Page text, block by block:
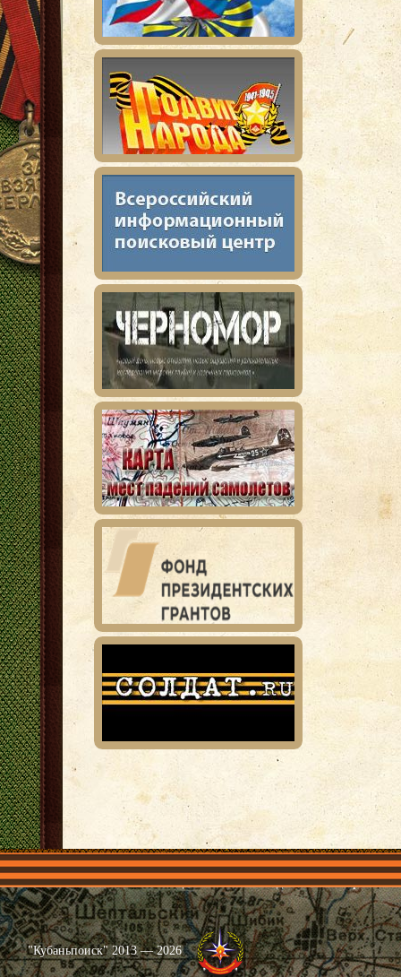
Главная Имена Общественные объединения Проекты
"Кубаньпоиск" 2013 — 2026